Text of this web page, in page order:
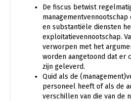
De fiscus betwist
en substantiële diensten
exploitatievennootschap.
verworpen met het
worden aangetoond dat er
zijn geleverd.
Quid als de
personeel heeft of als de
verschillen van die van de